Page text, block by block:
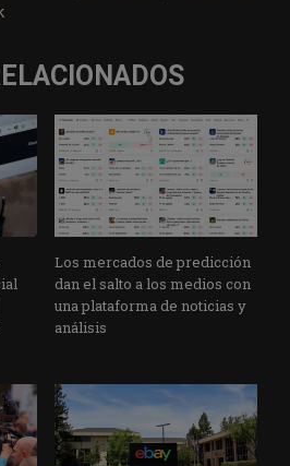
Los mercados de predicción
dan el salto a los medios con
una plataforma de noticias y
análisis